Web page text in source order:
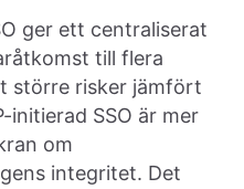
ger ett centraliserat
till flera
större risker jämfört
initierad SSO är mer
om
integritet. Det